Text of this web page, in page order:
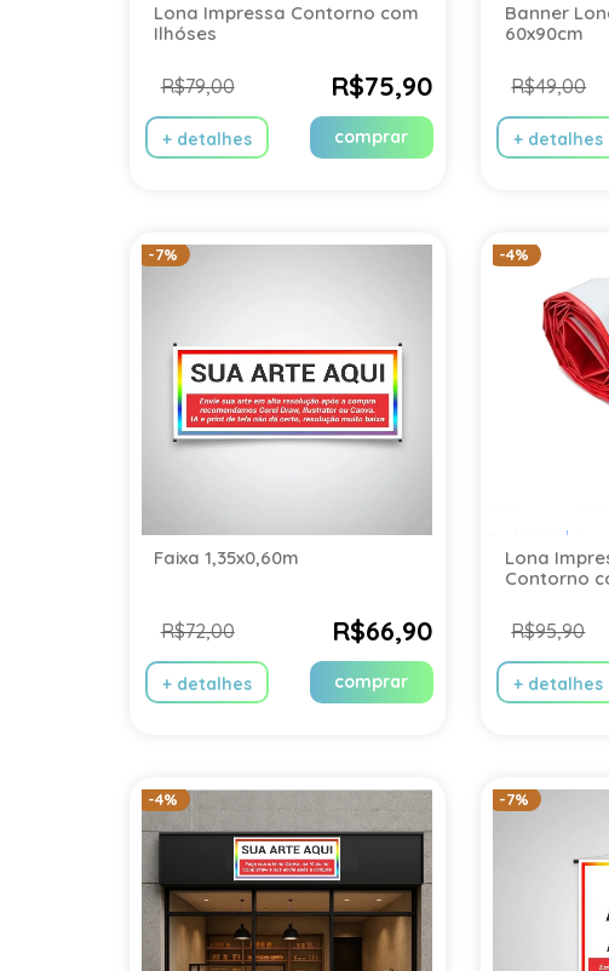
Lona Impressa Contorno com
Ilhóses
R$79,00 R$75,90
+ detalhes comprar
Banner
60x90cm
R$49,00
+ detalhes
-7%
Faixa 1,35x0,60m
R$72,00 R$66,90
+ detalhes comprar
-4%
Lona
Contorno
R$95,90
+ detalhes
-4% -7%